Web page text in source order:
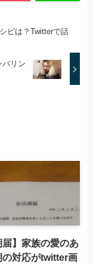
ピは？Twitterで話
バリン
届】家族の愛のあ
の対応がtwitter画